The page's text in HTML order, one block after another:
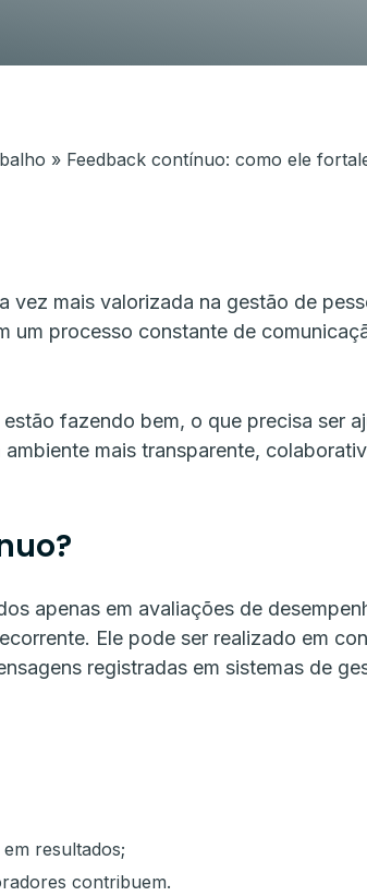
» Feedback contínuo: como ele
vez mais valorizada na gestão de
um processo constante de
fazendo bem, o que precisa ser
mais transparente,
apenas em avaliações de
Ele pode ser realizado em
registradas em sistemas de
resultados;
contribuem.